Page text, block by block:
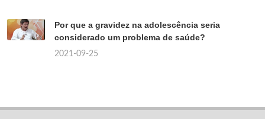
Por que a gravidez na adolescência seria
considerado um problema de saúde?
2021-09-25